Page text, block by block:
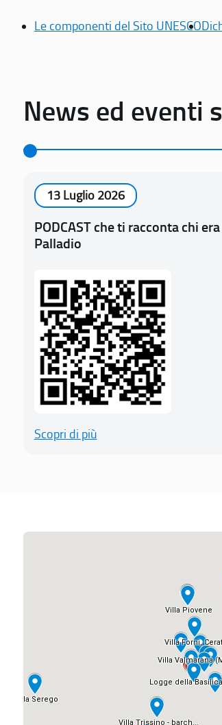
Le componenti del Sito UNESCO
News ed eventi
13 Luglio 2026
PODCAST che ti racconta chi
Palladio
Scopri di più